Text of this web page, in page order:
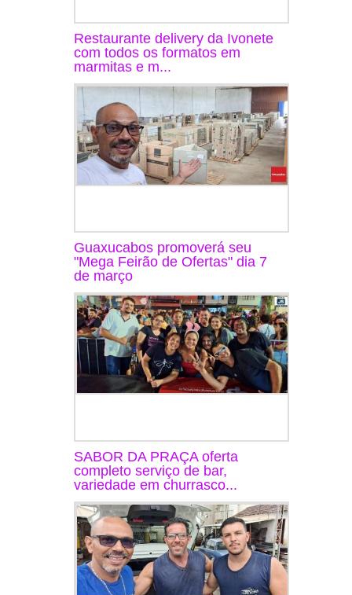
Restaurante delivery da Ivonete
com todos os formatos em
marmitas e m...
Guaxucabos promoverá seu
"Mega Feirão de Ofertas" dia 7
de março
SABOR DA PRAÇA oferta
completo serviço de bar,
variedade em churrasco...